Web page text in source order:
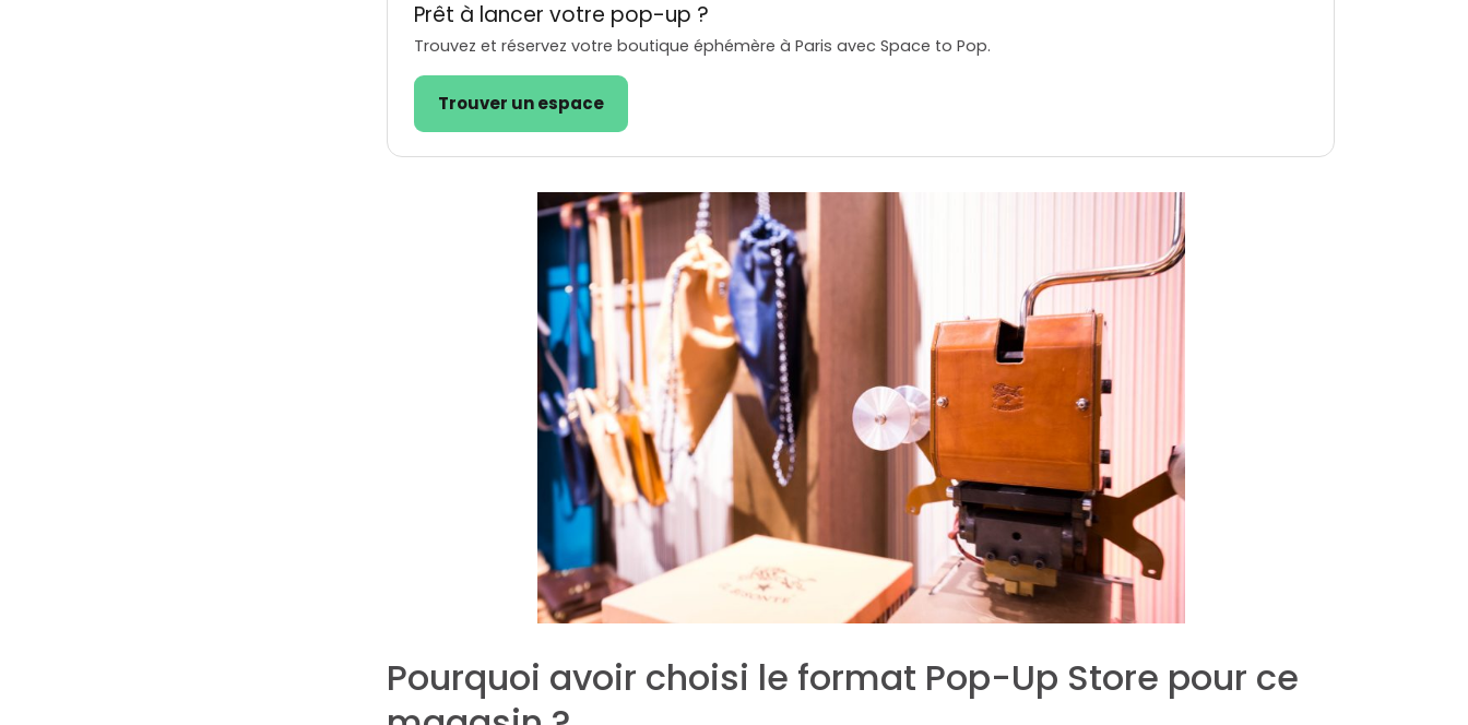
Prêt à lancer votre pop-up ?
Trouvez et réservez votre boutique éphémère à Paris avec Space to Pop.
Trouver un espace
Pourquoi avoir choisi le format Pop-Up Store pour ce